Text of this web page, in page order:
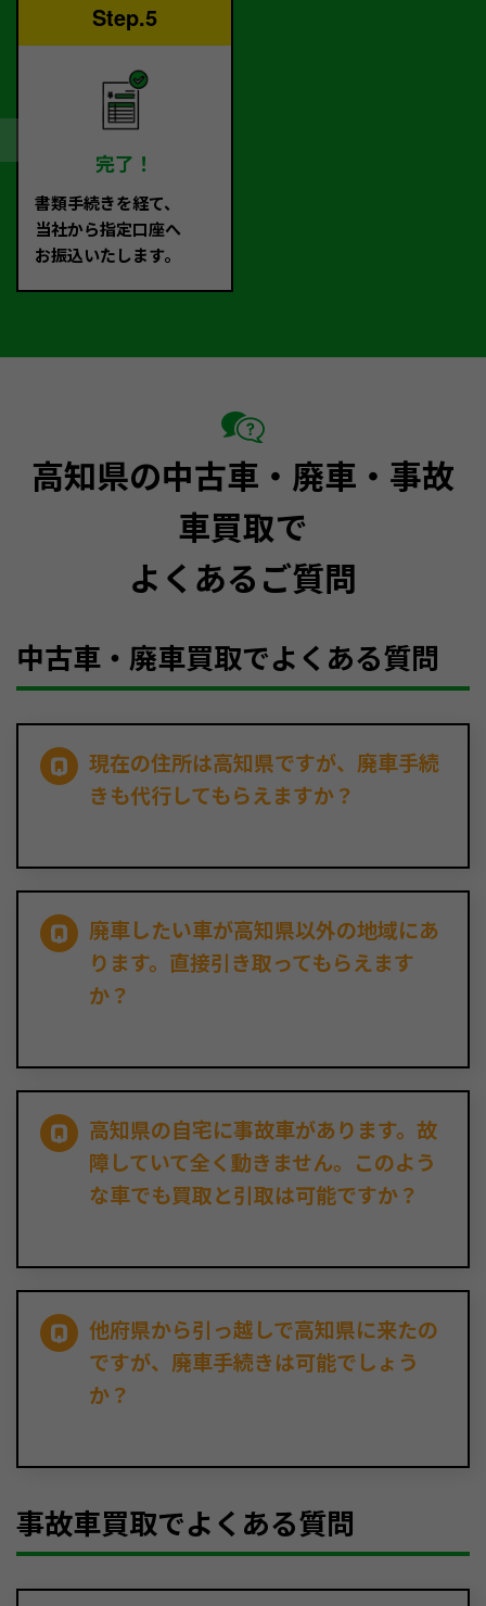
Step.5
完了！
書類手続きを経て、
当社から指定口座へ
お振込いたします。
高知県の中古車・廃車・事故
車買取で
よくあるご質問
中古車・廃車買取でよくある質問
現在の住所は高知県ですが、廃車手続
きも代行してもらえますか？
廃車したい車が高知県以外の地域にあ
ります。直接引き取ってもらえます
か？
高知県の自宅に事故車があります。故
障していて全く動きません。このよう
な車でも買取と引取は可能ですか？
他府県から引っ越しで高知県に来たの
ですが、廃車手続きは可能でしょう
か？
事故車買取でよくある質問